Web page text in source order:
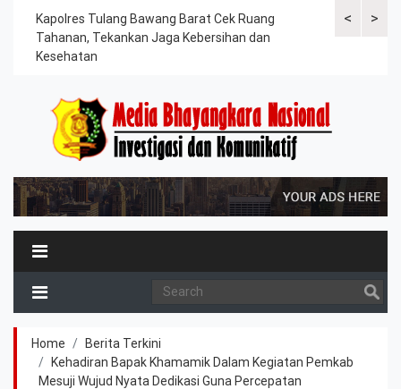
<
Kapolres Tulang Bawang Barat Cek Ruang
Tahanan, Tekankan Jaga Kebersihan dan
Kesehatan
Kapolres
>
Home
Berita Terkini
Kehadiran Bapak Khamamik Dalam Kegiatan Pemkab
Mesuji Wujud Nyata Dedikasi Guna Percepatan